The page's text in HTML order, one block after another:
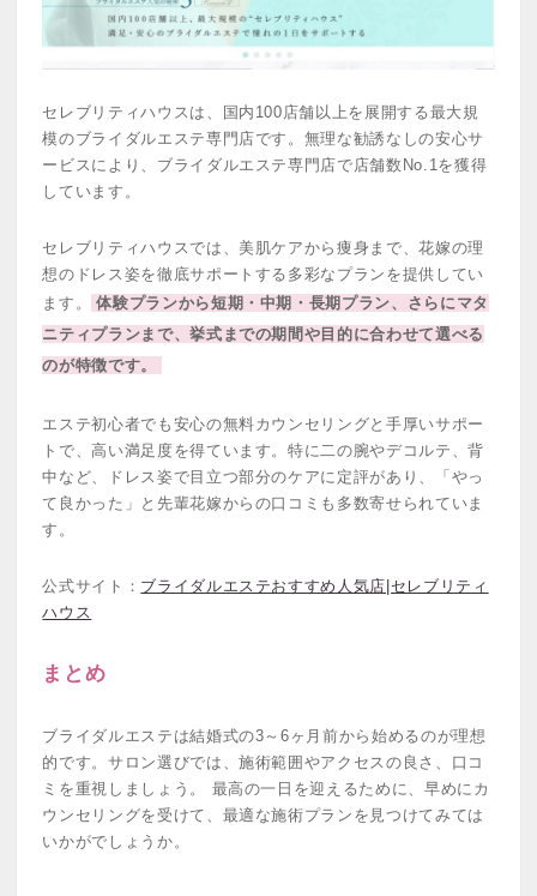
セレブリティハウスは、国内100店舗以上を展開する最大規
模のブライダルエステ専門店です。無理な勧誘なしの安心サ
ービスにより、ブライダルエステ専門店で店舗数No.1を獲得
しています。
セレブリティハウスでは、美肌ケアから痩身まで、花嫁の理
想のドレス姿を徹底サポートする多彩なプランを提供してい
ます。
体験プランから短期・中期・長期プラン、さらにマタ
ニティプランまで、挙式までの期間や目的に合わせて選べる
のが特徴です。
エステ初心者でも安心の無料カウンセリングと手厚いサポー
トで、高い満足度を得ています。特に二の腕やデコルテ、背
中など、ドレス姿で目立つ部分のケアに定評があり、「やっ
て良かった」と先輩花嫁からの口コミも多数寄せられていま
す。
公式サイト： ブライダルエステおすすめ人気店|セレブリティ
ハウス
まとめ
ブライダルエステは結婚式の3～6ヶ月前から始めるのが理想
的です。サロン選びでは、施術範囲やアクセスの良さ、口コ
ミを重視しましょう。 最高の一日を迎えるために、早めにカ
ウンセリングを受けて、最適な施術プランを見つけてみては
いかがでしょうか。